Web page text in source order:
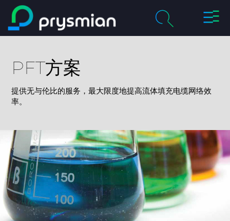
跳至主要内容
切
搜
索产品及解决方案
历程
职业 chevron_right
联系我们
媒体
PFT方案
提供无与伦比的服务，最大限度地提高流体填充电缆网络效
率。